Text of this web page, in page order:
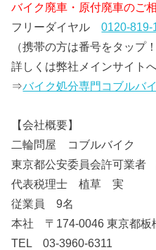
バイク廃車・原付廃車のご
フリーダイヤル0120-819-
（携帯の方は番号をタップ！
詳しくは弊社メインサイトへ
⇒バイク処分専門コブルバ
【会社概要】
二輪問屋 コブルバイク
東京都公安委員会許可業
代表税理士 植草 実
従業員 9名
本社 〒174-0046 東京都板
TEL 03-3960-6311